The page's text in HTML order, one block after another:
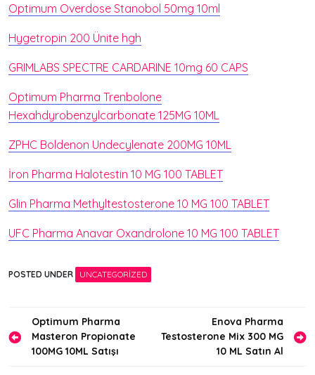
Optimum Overdose Stanobol 50mg 10ml
Hygetropin 200 Ünite hgh
GRIMLABS SPECTRE CARDARINE 10mg 60 CAPS
Optimum Pharma Trenbolone
Hexahdyrobenzylcarbonate 125MG 10ML
ZPHC Boldenon Undecylenate 200MG 10ML
İron Pharma Halotestin 10 MG 100 TABLET
Glin Pharma Methyltestosterone 10 MG 100 TABLET
UFC Pharma Anavar Oxandrolone 10 MG 100 TABLET
POSTED UNDER UNCATEGORIZED
Yazı
gezinmesi
Optimum Pharma
Masteron Propionate
100MG 10ML Satışı
Enova Pharma
Testosterone Mix 300 MG
10 ML Satın Al